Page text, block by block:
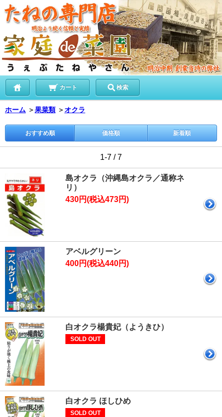
カート 検索
ホーム ＞果菜類 ＞オクラ
おすすめ順 価格順 新着順
1-7 / 7
島オクラ（沖縄島オクラ／通称ネ
リ）
430円(税込473円)
アベルグリーン
400円(税込440円)
白オクラ楊貴妃（ようきひ）
SOLD OUT
白オクラ ほしひめ
SOLD OUT